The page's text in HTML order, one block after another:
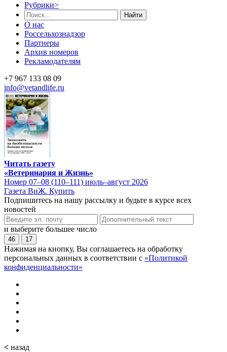
Рубрики>
Найти
О нас
Россельхознадзор
Партнеры
Архив номеров
Рекламодателям
+7 967 133 08 09
info@vetandlife.ru
Читать газету
«Ветеринария и Жизнь»
Номер 07–08 (110–111) июль–август 2026
Газета ВиЖ. Купить
Подпишитесь на нашу рассылку и будьте в курсе всех
новостей
и выберите большее число
46 17
Нажимая на кнопку, Вы соглашаетесь на обработку
персональных данных в соответствии с «Политикой
конфиденциальности»
< назад